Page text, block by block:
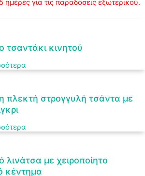
ημέρες για τις παραδόσεις εξωτερικού.
τσαντάκι κινητού
πλεκτή στρογγυλή τσάντα με
με χειροποίητο
κέντημα